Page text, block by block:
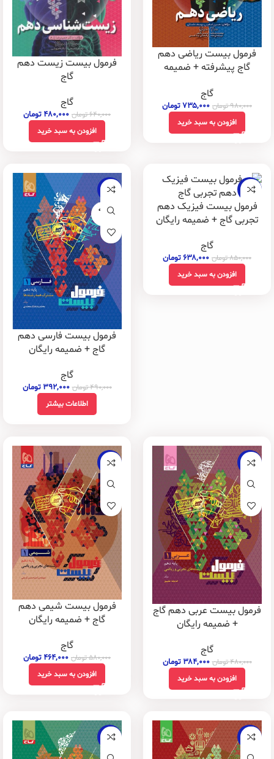
فرمول بیست ریاضی دهم
گاج پیشرفته + ضمیمه
گاج
۹۸۰,۰۰۰تومان ۷۳۵,۰۰۰ تومان
افزودن به سبد خرید
فرمول بیست زیست دهم
گاج
گاج
۶۴۰,۰۰۰تومان ۴۸۰,۰۰۰ تومان
افزودن به سبد خرید
-25%
فرمول بیست فیزیک دهم
تجربی گاج + ضمیمه رایگان
گاج
۸۵۰,۰۰۰تومان ۶۳۸,۰۰۰ تومان
افزودن به سبد خرید
-20%
فروخته
فرمول بیست فارسی دهم
گاج + ضمیمه رایگان
گاج
۴۹۰,۰۰۰تومان ۳۹۲,۰۰۰ تومان
اطلاعات بیشتر
-20%
فرمول بیست عربی دهم گاج
+ ضمیمه رایگان
گاج
۴۸۰,۰۰۰تومان ۳۸۴,۰۰۰ تومان
افزودن به سبد خرید
-20%
فرمول بیست شیمی دهم
گاج + ضمیمه رایگان
گاج
۵۸۰,۰۰۰تومان ۴۶۴,۰۰۰ تومان
افزودن به سبد خرید
-20%
-20%